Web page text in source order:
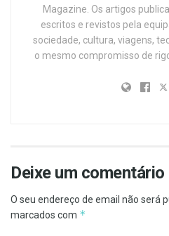
Magazine. Os artigos
escritos e revistos pela
sociedade, cultura, viagens,
o mesmo compromisso de
Deixe um comentário
O seu endereço de email não será
marcados com *